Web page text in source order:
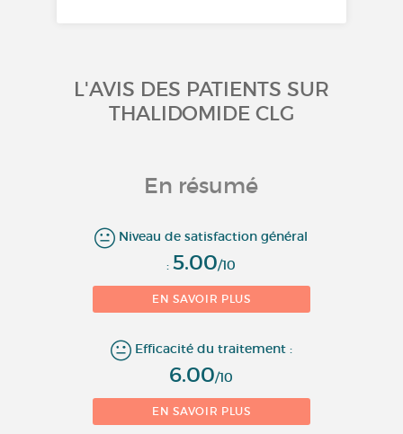
L'AVIS DES PATIENTS SUR
THALIDOMIDE CLG
En résumé
Niveau de satisfaction général
:5.00/10
EN SAVOIR PLUS
Efficacité du traitement :
6.00/10
EN SAVOIR PLUS